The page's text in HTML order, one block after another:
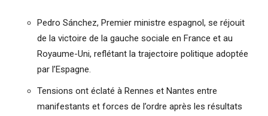
Pedro Sánchez, Premier ministre espagnol, se réjouit
de la victoire de la gauche sociale en France et au
Royaume-Uni, reflétant la trajectoire politique adoptée
par l’Espagne.
Tensions ont éclaté à Rennes et Nantes entre
manifestants et forces de l’ordre après les résultats